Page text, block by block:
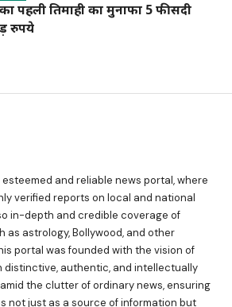
पहली तिमाही का मुनाफा 5 फीसदी
रुपये
esteemed and reliable news portal, where
verified reports on local and national
in-depth and credible coverage of
as astrology, Bollywood, and other
portal was founded with the vision of
distinctive, authentic, and intellectually
the clutter of ordinary news, ensuring
not just as a source of information but